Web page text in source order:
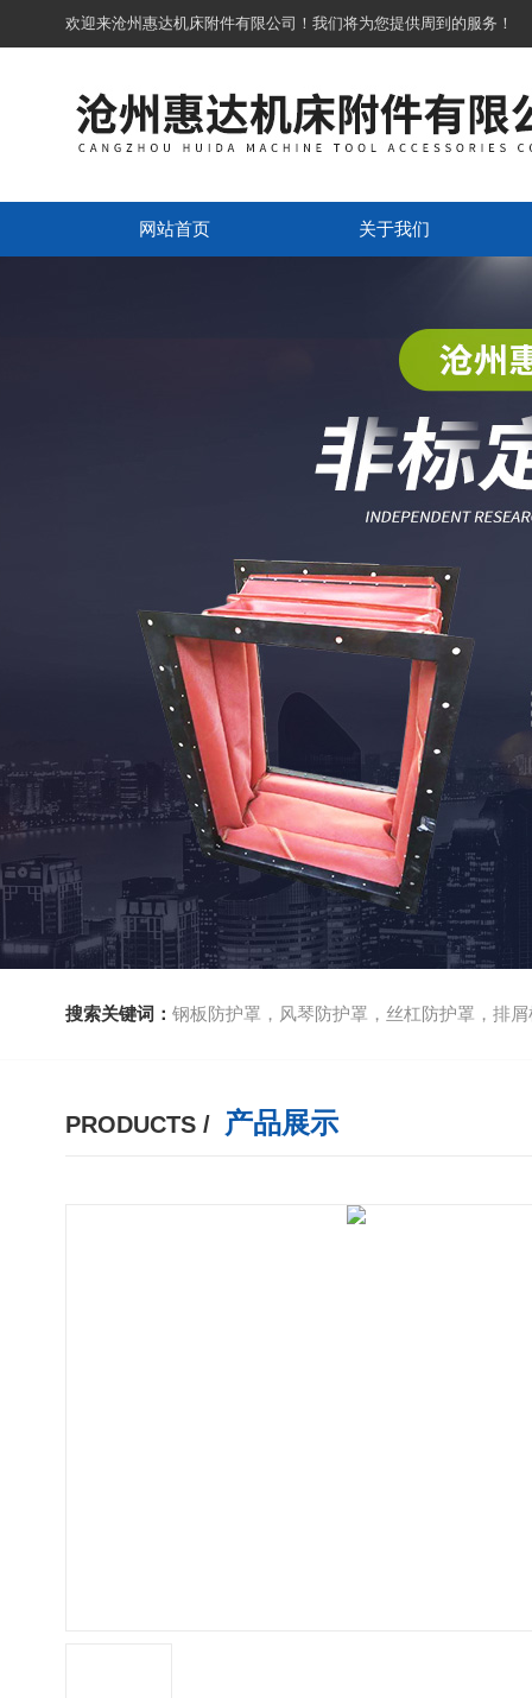
欢迎来沧州惠达机床附件有限公司！我们将为您提供周到的服务！
网站首页 关于我们
搜索关键词： 钢板防护罩，风琴防护罩，丝杠防护罩，排屑机
PRODUCTS / 产品展示